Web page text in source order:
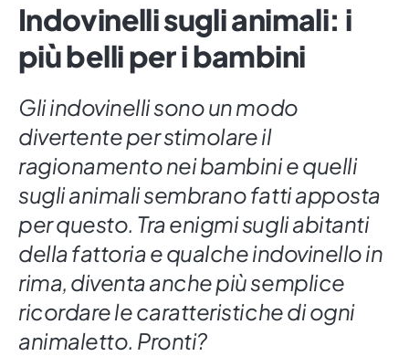
Indovinelli sugli animali: i
più belli per i bambini
Gli indovinelli sono un modo
divertente per stimolare il
ragionamento nei bambini e quelli
sugli animali sembrano fatti apposta
per questo. Tra enigmi sugli abitanti
della fattoria e qualche indovinello in
rima, diventa anche più semplice
ricordare le caratteristiche di ogni
animaletto. Pronti?